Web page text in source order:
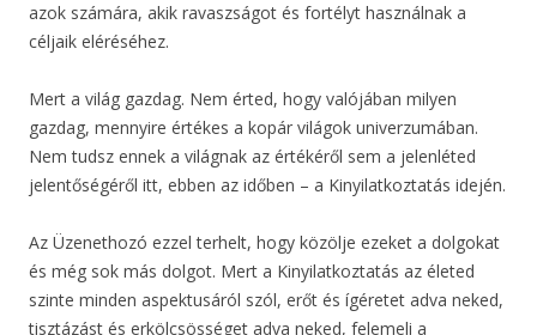
azok számára, akik ravaszságot és fortélyt használnak a
céljaik eléréséhez.
Mert a világ gazdag. Nem érted, hogy valójában milyen
gazdag, mennyire értékes a kopár világok univerzumában.
Nem tudsz ennek a világnak az értékéről sem a jelenléted
jelentőségéről itt, ebben az időben – a Kinyilatkoztatás idején.
Az Üzenethozó ezzel terhelt, hogy közölje ezeket a dolgokat
és még sok más dolgot. Mert a Kinyilatkoztatás az életed
szinte minden aspektusáról szól, erőt és ígéretet adva neked,
tisztázást és erkölcsösséget adva neked, felemeli a